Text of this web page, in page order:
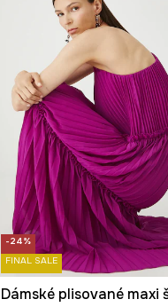
-24%
FINAL SALE
Dámské plisované maxi